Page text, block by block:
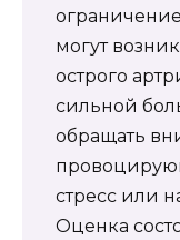
могут
острого
сильной
обращать
стресс или
Оценка